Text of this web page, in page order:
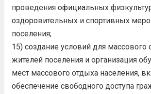
проведения официальных
оздоровительных и спортивных
поселения;
15) создание условий для массового
жителей поселения и организация
мест массового отдыха населения,
обеспечение свободного доступа